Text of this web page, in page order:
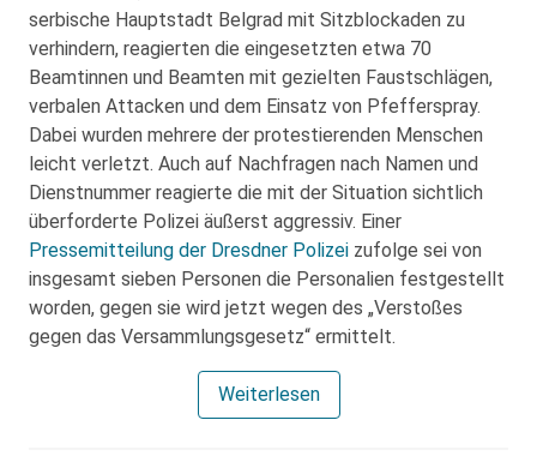
serbische Hauptstadt Belgrad mit Sitzblockaden zu
verhindern, reagierten die eingesetzten etwa 70
Beamtinnen und Beamten mit gezielten Faustschlägen,
verbalen Attacken und dem Einsatz von Pfefferspray.
Dabei wurden mehrere der protestierenden Menschen
leicht verletzt. Auch auf Nachfragen nach Namen und
Dienstnummer reagierte die mit der Situation sichtlich
überforderte Polizei äußerst aggressiv. Einer
Pressemitteilung der Dresdner Polizei zufolge sei von
insgesamt sieben Personen die Personalien festgestellt
worden, gegen sie wird jetzt wegen des „Verstoßes
gegen das Versammlungsgesetz“ ermittelt.
Weiterlesen